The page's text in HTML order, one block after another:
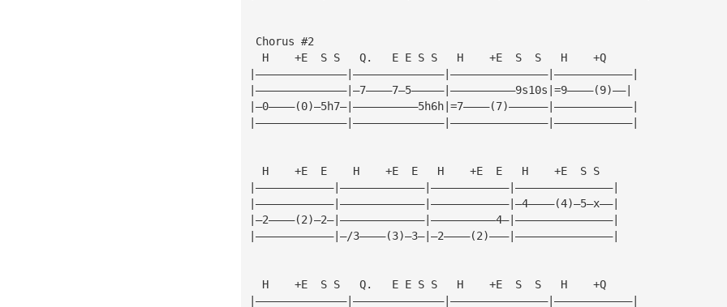
Chorus #2
  H    +E  S S   Q.   E E S S   H    +E  S  S   H    +Q
|——————————————|——————————————|———————————————|————————————|
|——————————————|—7————7—5—————|——————————9s10s|=9————(9)——|
|—0————(0)—5h7—|——————————5h6h|=7————(7)——————|————————————|
|——————————————|——————————————|———————————————|————————————|
  H    +E  E    H    +E  E   H    +E  E   H    +E  S S
|————————————|—————————————|————————————|———————————————|
|————————————|—————————————|————————————|—4————(4)—5—x——|
|—2————(2)—2—|—————————————|——————————4—|———————————————|
|————————————|—/3————(3)—3—|—2————(2)———|———————————————|
  H    +E  S S   Q.   E E S S   H    +E  S  S   H    +Q
|——————————————|——————————————|———————————————|————————————|